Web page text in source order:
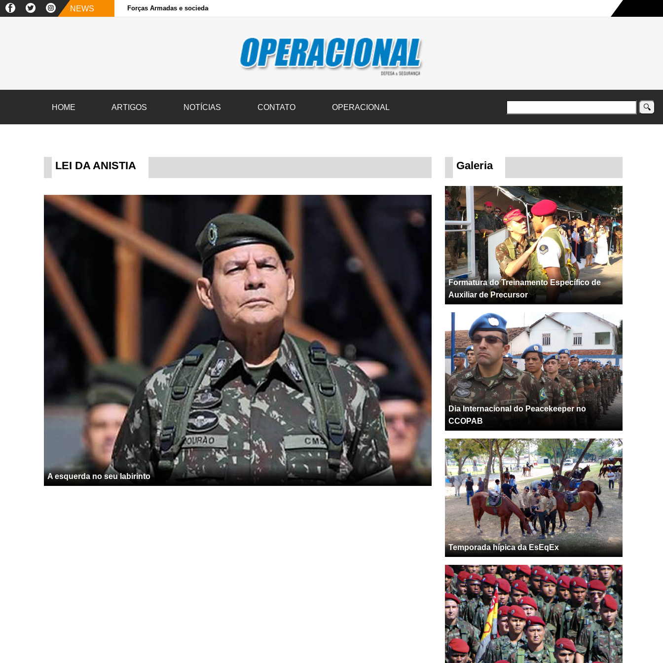
NEWS Forças Armadas e sociedade civil transportam 3,6 mil toneladas de donativos ao Rio Grande do Sul na maior campanha humanitária já registrada no país
HOME ARTIGOS NOTÍCIAS CONTATO OPERACIONAL
LEI DA ANISTIA
A esquerda no seu labirinto
Galeria
Formatura do Treinamento Específico de
Auxiliar de Precursor
Dia Internacional do Peacekeeper no
CCOPAB
Temporada hípica da EsEqEx